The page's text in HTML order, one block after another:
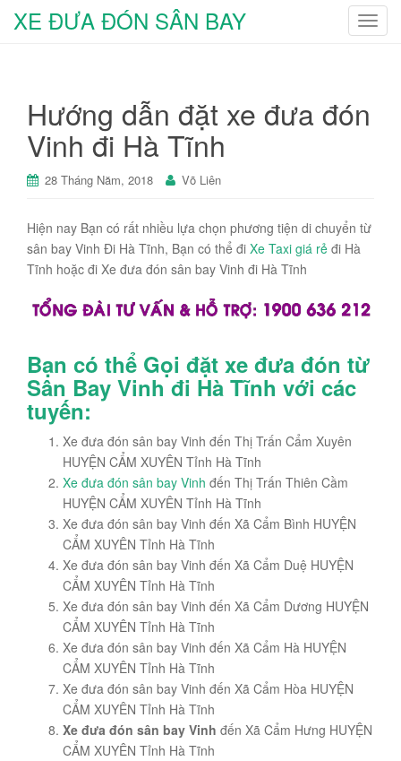
T
e
g
o
XE ĐƯA ĐÓN SÂN BAY
Hướng dẫn đặt xe đưa đón
Vinh đi Hà Tĩnh
28 Tháng Năm, 2018 Võ Liên
Hiện nay Bạn có rất nhiều lựa chọn phương tiện di chuyển từ
sân bay Vinh Đi Hà Tĩnh, Bạn có thể đi Xe Taxi giá rẻ đi Hà
Tĩnh hoặc đi Xe đưa đón sân bay Vinh đi Hà Tĩnh
Bạn có thể Gọi đặt xe đưa đón từ
Sân Bay Vinh đi Hà Tĩnh với các
tuyến:
Xe đưa đón sân bay Vinh đến Thị Trấn Cẩm Xuyên
HUYỆN CẨM XUYÊN Tỉnh Hà Tĩnh
Xe đưa đón sân bay Vinh đến Thị Trấn Thiên Cầm
HUYỆN CẨM XUYÊN Tỉnh Hà Tĩnh
Xe đưa đón sân bay Vinh đến Xã Cẩm Bình HUYỆN
CẨM XUYÊN Tỉnh Hà Tĩnh
Xe đưa đón sân bay Vinh đến Xã Cẩm Duệ HUYỆN
CẨM XUYÊN Tỉnh Hà Tĩnh
Xe đưa đón sân bay Vinh đến Xã Cẩm Dương HUYỆN
CẨM XUYÊN Tỉnh Hà Tĩnh
Xe đưa đón sân bay Vinh đến Xã Cẩm Hà HUYỆN
CẨM XUYÊN Tỉnh Hà Tĩnh
Xe đưa đón sân bay Vinh đến Xã Cẩm Hòa HUYỆN
CẨM XUYÊN Tỉnh Hà Tĩnh
Xe đưa đón sân bay Vinh đến Xã Cẩm Hưng HUYỆN
CẨM XUYÊN Tỉnh Hà Tĩnh